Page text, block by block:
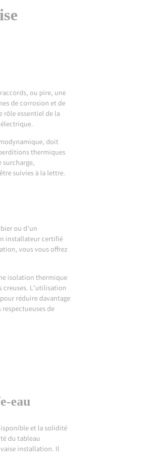
ou pire, une
de corrosion et de
rôle essentiel de la
doit
thermiques
surcharge,
suivies à la lettre.
ou d’un
installateur certifié
vous vous offrez
isolation thermique
creuses. L’utilisation
réduire davantage
de
eau
et la solidité
du tableau
installation. Il